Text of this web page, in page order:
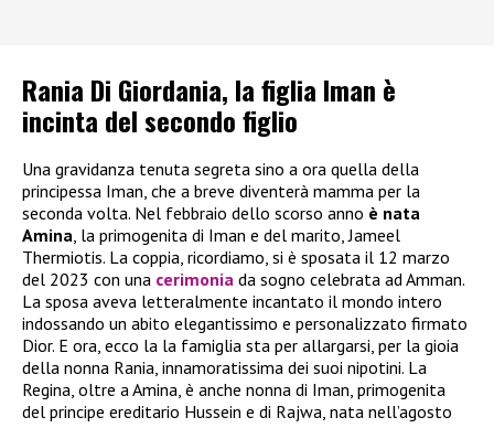
Rania Di Giordania, la figlia Iman è
incinta del secondo figlio
Una gravidanza tenuta segreta sino a ora quella della
principessa Iman, che a breve diventerà mamma per la
seconda volta. Nel febbraio dello scorso anno è nata
Amina, la primogenita di Iman e del marito, Jameel
Thermiotis. La coppia, ricordiamo, si è sposata il 12 marzo
del 2023 con una cerimonia da sogno celebrata ad Amman.
La sposa aveva letteralmente incantato il mondo intero
indossando un abito elegantissimo e personalizzato firmato
Dior. E ora, ecco la la famiglia sta per allargarsi, per la gioia
della nonna Rania, innamoratissima dei suoi nipotini. La
Regina, oltre a Amina, è anche nonna di Iman, primogenita
del principe ereditario Hussein e di Rajwa, nata nell’agosto